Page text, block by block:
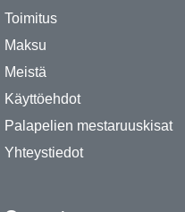
Toimitus
Maksu
Meistä
Käyttöehdot
Palapelien mestaruuskisat
Yhteystiedot